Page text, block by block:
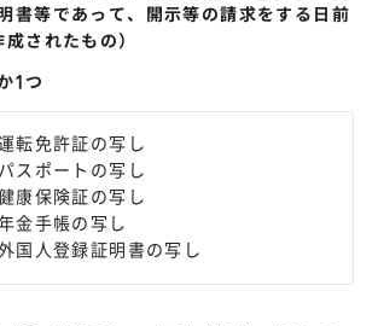
書等であって、開示等の請求をする日前
されたもの）
1つ
転免許証の写し
スポートの写し
康保険証の写し
金手帳の写し
国人登録証明書の写し